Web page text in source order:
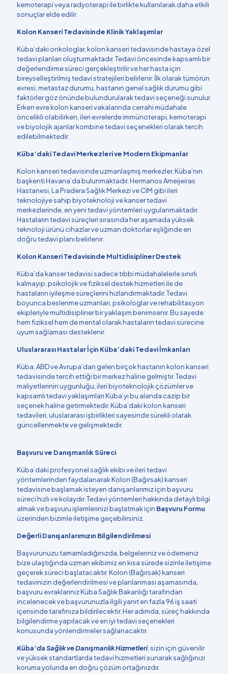
kemoterapi veya radyoterapi ile birlikte kullanılarak daha etkili
sonuçlar elde edilir.
Kolon Kanseri Tedavisinde Klinik Yaklaşımlar
Küba’daki onkologlar, kolon kanseri tedavisinde hastaya özel
tedavi planları oluşturmaktadır. Tedavi öncesinde kapsamlı bir
değerlendirme süreci gerçekleştirilir ve her hasta için
bireyselleştirilmiş tedavi stratejileri belirlenir. İlk olarak tümörün
evresi, metastaz durumu, hastanın genel sağlık durumu gibi
faktörler göz önünde bulundurularak tedavi seçeneği sunulur.
Erken evre kolon kanseri vakalarında cerrahi müdahale
öncelikli olabilirken, ileri evrelerde immünoterapi, kemoterapi
ve biyolojik ajanlar kombine tedavi seçenekleri olarak tercih
edilebilmektedir.
Küba’daki Tedavi Merkezleri ve Modern Ekipmanlar
Kolon kanseri tedavisinde uzmanlaşmış merkezler, Küba’nın
başkenti Havana’da bulunmaktadır. Hermanos Ameijeiras
Hastanesi, La Pradera Sağlık Merkezi ve CIM gibi ileri
teknolojiye sahip biyoteknoloji ve kanser tedavi
merkezlerinde, en yeni tedavi yöntemleri uygulanmaktadır.
Hastaların tedavi süreçleri sırasında her aşamada yüksek
teknoloji ürünü cihazlar ve uzman doktorlar eşliğinde en
doğru tedavi planı belirlenir.
Kolon Kanseri Tedavisinde Multidisipliner Destek
Küba’da kanser tedavisi sadece tıbbi müdahalelerle sınırlı
kalmayıp, psikolojik ve fiziksel destek hizmetleri ile de
hastaların iyileşme süreçlerini hızlandırmaktadır. Tedavi
boyunca beslenme uzmanları, psikologlar ve rehabilitasyon
ekipleriyle multidisipliner bir yaklaşım benimsenir. Bu sayede
hem fiziksel hem de mental olarak hastaların tedavi sürecine
uyum sağlaması desteklenir.
Uluslararası Hastalar İçin Küba’daki Tedavi İmkanları
Küba, ABD ve Avrupa’dan gelen birçok hastanın kolon kanseri
tedavisinde tercih ettiği bir merkez haline gelmiştir. Tedavi
maliyetlerinin uygunluğu, ileri biyoteknolojik çözümler ve
kapsamlı tedavi yaklaşımları Küba’yı bu alanda cazip bir
seçenek haline getirmektedir. Küba’daki kolon kanseri
tedavileri, uluslararası işbirlikleri sayesinde sürekli olarak
güncellenmekte ve gelişmektedir.
Başvuru ve Danışmanlık Süreci
Küba’daki profesyonel sağlık ekibi ve ileri tedavi
yöntemlerinden faydalanarak Kolon (Bağırsak) kanseri
tedavisine başlamak isteyen danışanlarımız için başvuru
süreci hızlı ve kolaydır. Tedavi yöntemleri hakkında detaylı bilgi
almak ve başvuru işlemlerinizi başlatmak için Başvuru Formu
üzerinden bizimle iletişime geçebilirsiniz.
Değerli Danışanlarımızın Bilgilendirilmesi
Başvurunuzu tamamladığınızda, belgeleriniz ve ödemeniz
bize ulaştığında uzman ekibimiz en kısa sürede sizinle iletişime
geçerek süreci başlatacaktır. Kolon (Bağırsak) kanseri
tedavinizin değerlendirilmesi ve planlanması aşamasında,
başvuru evraklarınız Küba Sağlık Bakanlığı tarafından
incelenecek ve başvurunuzla ilgili yanıt en fazla 96 iş saati
içerisinde tarafınıza bildirilecektir. Her adımda, süreç hakkında
bilgilendirme yapılacak ve en iyi tedavi seçenekleri
konusunda yönlendirmeler sağlanacaktır.
Küba’da Sağlık ve Danışmanlık Hizmetleri, sizin için güvenilir
ve yüksek standartlarda tedavi hizmetleri sunarak sağlığınızı
koruma yolunda en doğru çözüm ortağınızdır.